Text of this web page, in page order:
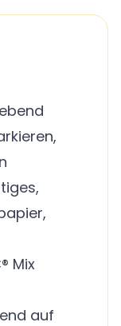
Mix
auf